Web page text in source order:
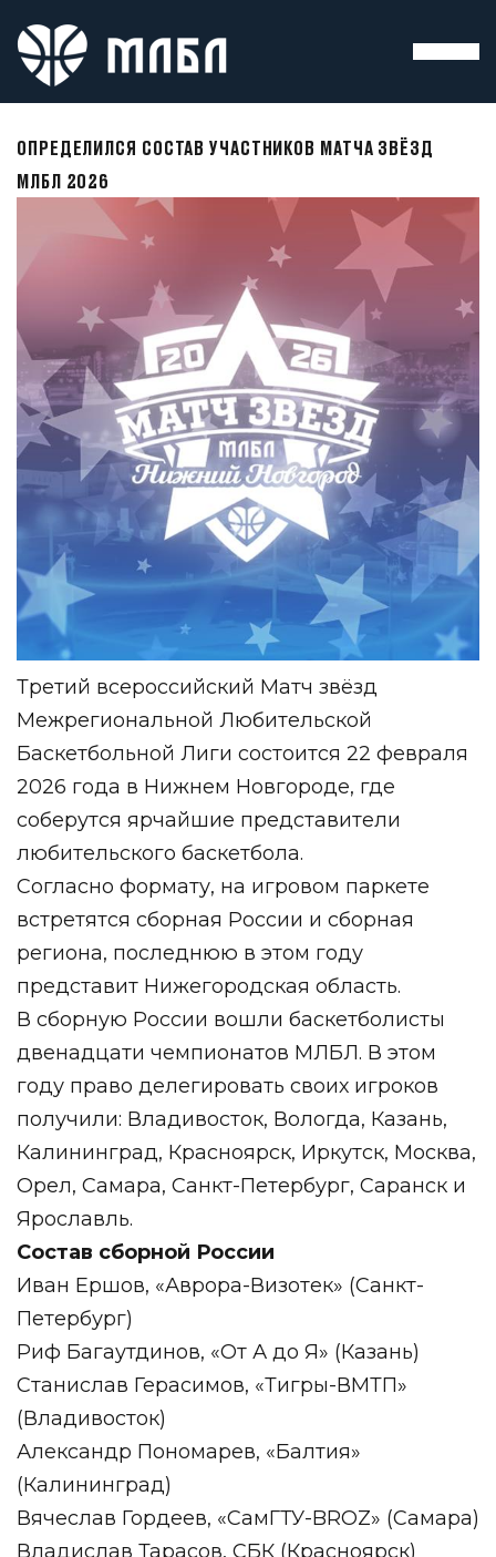
ОПРЕДЕЛИЛСЯ СОСТАВ УЧАСТНИКОВ МАТЧА ЗВЁЗД
МЛБЛ 2026
Третий всероссийский Матч звёзд
Межрегиональной Любительской
Баскетбольной Лиги состоится 22 февраля
2026 года в Нижнем Новгороде, где
соберутся ярчайшие представители
любительского баскетбола.
Согласно формату, на игровом паркете
встретятся сборная России и сборная
региона, последнюю в этом году
представит Нижегородская область.
В сборную России вошли баскетболисты
двенадцати чемпионатов МЛБЛ. В этом
году право делегировать своих игроков
получили: Владивосток, Вологда, Казань,
Калининград, Красноярск, Иркутск, Москва,
Орел, Самара, Санкт-Петербург, Саранск и
Ярославль.
Состав сборной России
Иван Ершов, «Аврора-Визотек» (Санкт-
Петербург)
Риф Багаутдинов, «От А до Я» (Казань)
Станислав Герасимов, «Тигры-ВМТП»
(Владивосток)
Александр Пономарев, «Балтия»
(Калининград)
Вячеслав Гордеев, «СамГТУ-BROZ» (Самара)
Владислав Тарасов, СБК (Красноярск)